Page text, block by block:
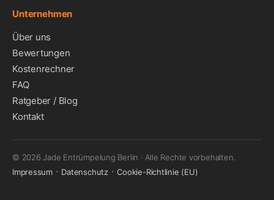
Unternehmen
Über uns
Bewertungen
Kostenrechner
FAQ
Ratgeber / Blog
Kontakt
© 2026 Jade Entrümpelung Berlin · Alle Rechte vorbehalten.
Impressum · Datenschutz·Cookie-Richtlinie (EU)